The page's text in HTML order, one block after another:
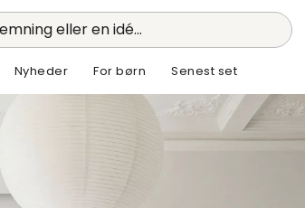
eller en idé...
Nyheder For børn Senest set